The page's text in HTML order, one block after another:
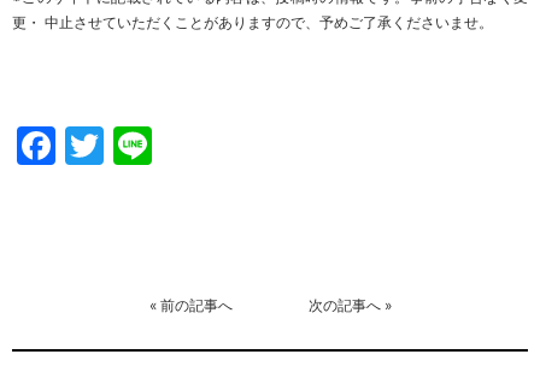
更・ 中止させていただくことがありますので、 予めご了承くださいませ。
Facebook
Twitter
« 前の記事へ 次の記事へ»